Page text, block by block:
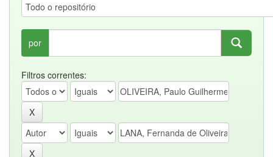
por
Filtros correntes: